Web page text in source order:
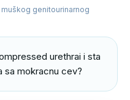
genitourinarnog
urethrai i sta
sa mokracnu cev?